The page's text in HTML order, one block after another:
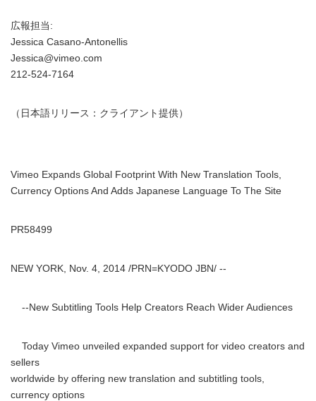
広報担当:
Jessica Casano-Antonellis
Jessica@vimeo.com
212-524-7164
（日本語リリース：クライアント提供）
Vimeo Expands Global Footprint With New Translation Tools,
Currency Options And Adds Japanese Language To The Site
PR58499
NEW YORK, Nov. 4, 2014 /PRN=KYODO JBN/ --
--New Subtitling Tools Help Creators Reach Wider Audiences
Today Vimeo unveiled expanded support for video creators and
sellers
worldwide by offering new translation and subtitling tools,
currency options